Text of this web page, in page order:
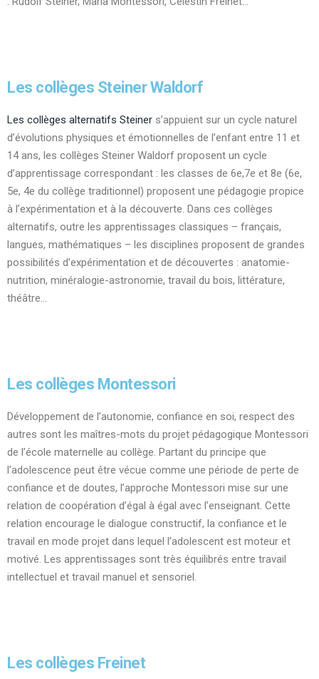
Les collèges Steiner Waldorf
Les collèges alternatifs Steiner s’appuient sur un cycle naturel
d’évolutions physiques et émotionnelles de l’enfant entre 11 et
14 ans, les collèges Steiner Waldorf proposent un cycle
d’apprentissage correspondant : les classes de 6e,7e et 8e (6e,
5e, 4e du collège traditionnel) proposent une pédagogie propice
à l’expérimentation et à la découverte. Dans ces collèges
alternatifs, outre les apprentissages classiques – français,
langues, mathématiques – les disciplines proposent de grandes
possibilités d’expérimentation et de découvertes : anatomie-
nutrition, minéralogie-astronomie, travail du bois, littérature,
théâtre…
Les collèges Montessori
Développement de l’autonomie, confiance en soi, respect des
autres sont les maîtres-mots du projet pédagogique Montessori
de l’école maternelle au collège. Partant du principe que
l’adolescence peut être vécue comme une période de perte de
confiance et de doutes, l’approche Montessori mise sur une
relation de coopération d’égal à égal avec l’enseignant. Cette
relation encourage le dialogue constructif, la confiance et le
travail en mode projet dans lequel l’adolescent est moteur et
motivé. Les apprentissages sont très équilibrés entre travail
intellectuel et travail manuel et sensoriel.
Les collèges Freinet